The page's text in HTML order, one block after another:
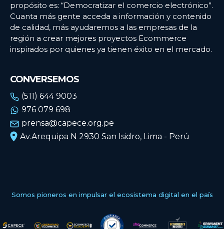
propósito es: “Democratizar el comercio electrónico”.
Cuanta más gente acceda a información y contenido
de calidad, más ayudaremos a las empresas de la
región a crear mejores proyectos Ecommerce
inspirados por quienes ya tienen éxito en el mercado.
CONVERSEMOS
(511) 644 9003
976 079 698
prensa@capece.org.pe
Av.Arequipa N 2930 San Isidro, Lima - Perú
Somos pioneros en impulsar el ecosistema digital en el país